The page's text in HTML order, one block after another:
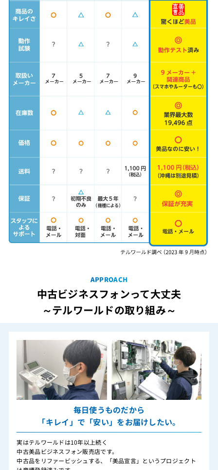
APPROACH
中古ビジネスフォンって大丈夫
～テルワールドの取り組み～
毎日使うものだから
「キレイ」で「安い」をお届けしたい。
実はテルワールドは10年以上続く
中古美品ビジネスフォン販売店です。
中古品をリファービッシュする、「美品宣言」というプロジェクト